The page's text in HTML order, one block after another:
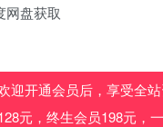
网盘获取
迎开通会员后，享受全
元，终生会员198元，